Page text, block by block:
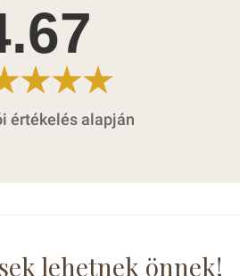
értékelés alapján
lehetnek önnek!